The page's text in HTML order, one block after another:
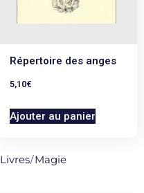
Répertoire des anges
5,10€
Ajouter au panier
Livres/Magie